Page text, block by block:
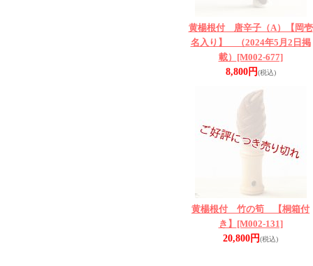
黄楊根付 唐辛子（A）【岡壱
名入り】 （2024年5月2日掲
載） [M002-677]
8,800円(税込)
黄楊根付 竹の筍 【桐箱付
き】 [M002-131]
20,800円(税込)